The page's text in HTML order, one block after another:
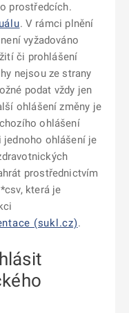
prostředcích.
. V rámci plnění
vyžadováno
či prohlášení
nejsou ze strany
podat vždy jen
ohlášení změny je
ohlášení
jednoho ohlášení je
prostřednictvím
která je
(sukl.cz).